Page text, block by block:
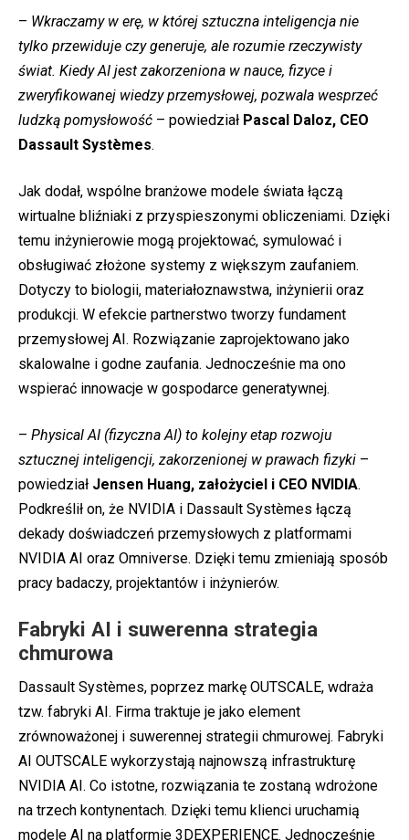
– Wkraczamy w erę, w której sztuczna inteligencja nie
tylko przewiduje czy generuje, ale rozumie rzeczywisty
świat. Kiedy AI jest zakorzeniona w nauce, fizyce i
zweryfikowanej wiedzy przemysłowej, pozwala wesprzeć
ludzką pomysłowość – powiedział Pascal Daloz, CEO
Dassault Systèmes.
Jak dodał, wspólne branżowe modele świata łączą
wirtualne bliźniaki z przyspieszonymi obliczeniami. Dzięki
temu inżynierowie mogą projektować, symulować i
obsługiwać złożone systemy z większym zaufaniem.
Dotyczy to biologii, materiałoznawstwa, inżynierii oraz
produkcji. W efekcie partnerstwo tworzy fundament
przemysłowej AI. Rozwiązanie zaprojektowano jako
skalowalne i godne zaufania. Jednocześnie ma ono
wspierać innowacje w gospodarce generatywnej.
– Physical AI (fizyczna AI) to kolejny etap rozwoju
sztucznej inteligencji, zakorzenionej w prawach fizyki –
powiedział Jensen Huang, założyciel i CEO NVIDIA.
Podkreślił on, że NVIDIA i Dassault Systèmes łączą
dekady doświadczeń przemysłowych z platformami
NVIDIA AI oraz Omniverse. Dzięki temu zmieniają sposób
pracy badaczy, projektantów i inżynierów.
Fabryki AI i suwerenna strategia
chmurowa
Dassault Systèmes, poprzez markę OUTSCALE, wdraża
tzw. fabryki AI. Firma traktuje je jako element
zrównoważonej i suwerennej strategii chmurowej. Fabryki
AI OUTSCALE wykorzystają najnowszą infrastrukturę
NVIDIA AI. Co istotne, rozwiązania te zostaną wdrożone
na trzech kontynentach. Dzięki temu klienci uruchamią
modele AI na platformie 3DEXPERIENCE. Jednocześnie